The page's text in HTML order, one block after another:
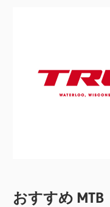
おすすめ MTB